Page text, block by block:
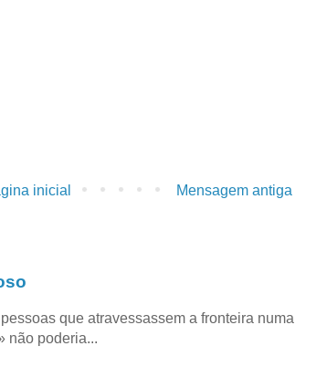
Mensagem antiga
inicial
que atravessassem a fronteira numa
não poderia...